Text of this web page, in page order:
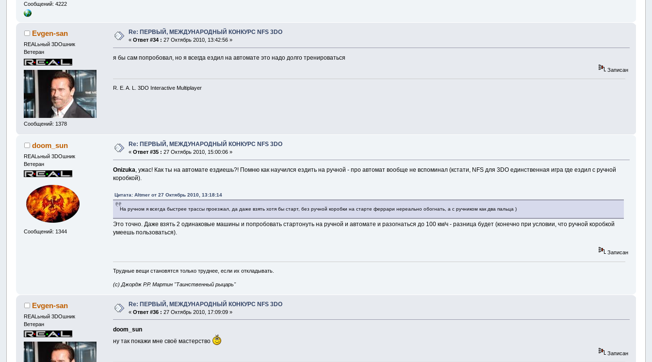
Сообщений: 4222
Evgen-san
REALьный 3DOшник
Ветеран
Сообщений: 1378
Re: ПЕРВЫЙ, МЕЖДУНАРОДНЫЙ КОНКУРС NFS 3DO
«Ответ #34 : 27 Октябрь 2010, 13:42:56 »
я бы сам попробовал, но я всегда ездил на автомате это надо долго тренироваться
Записан
R. E. A. L. 3DO Interactive Multiplayer
doom_sun
REALьный 3DOшник
Ветеран
Сообщений: 1344
Re: ПЕРВЫЙ, МЕЖДУНАРОДНЫЙ КОНКУРС NFS 3DO
«Ответ #35 : 27 Октябрь 2010, 15:00:06 »
Onizuka, ужас! Как ты на автомате ездиешь?! Помню как научился ездить на ручной - про автомат вообще не вспоминал (кстати, NFS для 3DO единственная игра где ездил с ручной
коробкой).
Цитата: Altmer от 27 Октябрь 2010, 13:18:14
На ручном я всегда быстрее трассы проезжал, да даже взять хотя бы старт, без ручной коробки на старте феррари нереально обогнать, а с ручником как два пальца )
Это точно. Даже взять 2 одинаковые машины и попробовать стартонуть на ручной и автомате и разогнаться до 100 км/ч - разница будет (конечно при условии, что ручной коробкой
умеешь пользоваться).
Записан
Трудные вещи становятся только труднее, если их откладывать.
(с) Джордж Р.Р. Мартин "Таинственный рыцарь"
Evgen-san
REALьный 3DOшник
Ветеран
Re: ПЕРВЫЙ, МЕЖДУНАРОДНЫЙ КОНКУРС NFS 3DO
«Ответ #36 : 27 Октябрь 2010, 17:09:09 »
doom_sun
ну так покажи мне своё мастерство
Записан